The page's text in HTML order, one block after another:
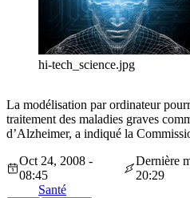
hi-tech_science.jpg
La modélisation par ordinateur
traitement des maladies graves
d’Alzheimer, a indiqué la
Oct 24, 2008 -
08:45
Dernière
20:29
Santé